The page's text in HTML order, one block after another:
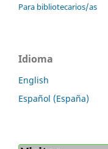
Para bibliotecarios/as
Idioma
English
Español (España)